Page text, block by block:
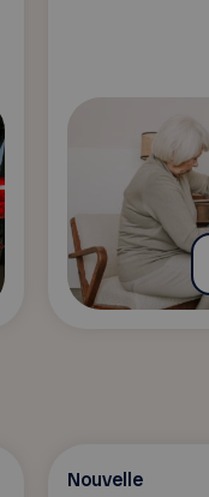
Nouvelle